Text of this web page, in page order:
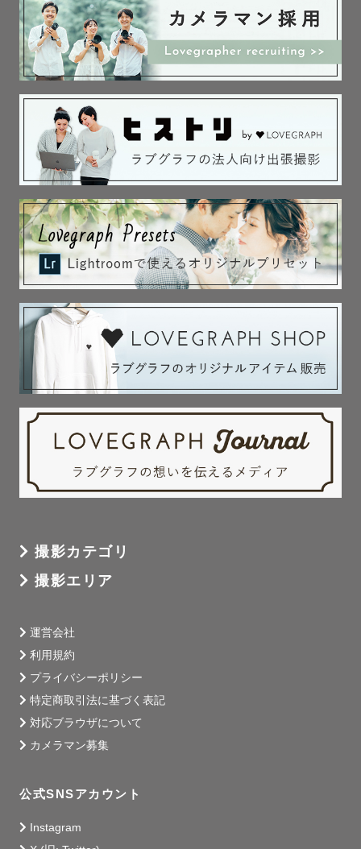
撮影カテゴリ
撮影エリア
運営会社
利用規約
プライバシーポリシー
特定商取引法に基づく表記
対応ブラウザについて
カメラマン募集
公式SNSアカウント
Instagram